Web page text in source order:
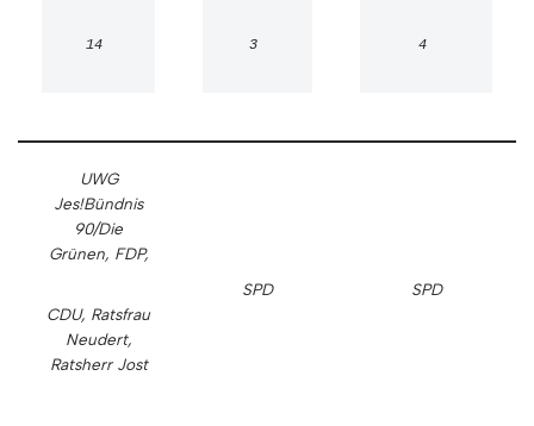
14 3 4
UWG
Jes!Bündnis
90/Die
Grünen, FDP,
CDU, Ratsfrau
Neudert,
Ratsherr Jost
SPD SPD